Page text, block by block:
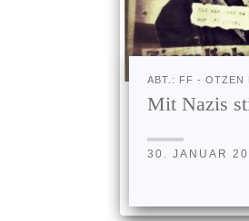
ABT.: FF - OTZEN
Mit Nazis
30. JANUAR